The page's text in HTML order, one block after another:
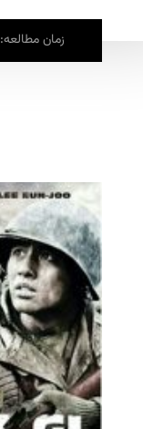
زمان مطالعه: 2 دقیقه